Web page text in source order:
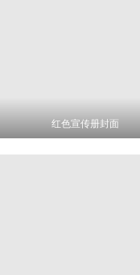
红色宣传册封面